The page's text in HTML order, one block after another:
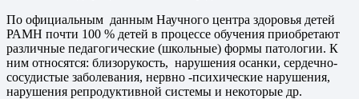
По официальным данным Научного центра здоровья детей
РАМН почти 100 % детей в процессе обучения приобретают
различные педагогические (школьные) формы патологии. К
ним относятся: близорукость, нарушения осанки, сердечно-
сосудистые заболевания, нервно -психические нарушения,
нарушения репродуктивной системы и некоторые др.